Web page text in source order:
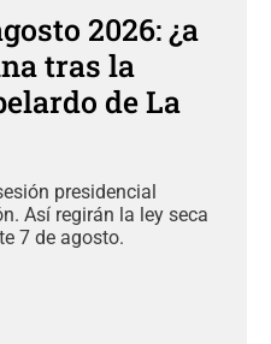
2026: ¿a
tras la
de La
presidencial
Así regirán la ley seca
7 de agosto.